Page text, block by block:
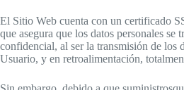
El Sitio Web cuenta con un certificado
que asegura que los datos personales se
confidencial, al ser la transmisión de los
Usuario, y en retroalimentación,